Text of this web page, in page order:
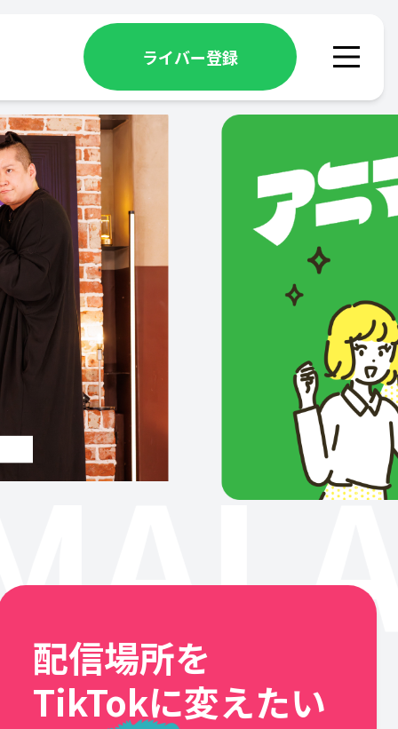
ライバー登録
配信場所を
TikTokに変えたい